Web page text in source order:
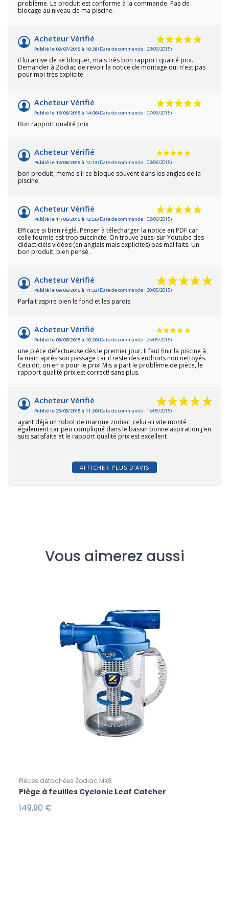
problème. Le produit est conforme à la commande. Pas de
blocage au niveau de ma piscine.
Acheteur Vérifié
Publié le 02/07/2015 à 10:38(Date de commande : 23/06/2015)
il lui arrive de se bloquer, mais très bon rapport qualité prix.
Demander à Zodiac de revoir la notice de montage qui n'est pas
pour moi très explicite.
Acheteur Vérifié
Publié le 16/06/2015 à 14:06(Date de commande : 07/06/2015)
Bon rapport qualité prix
Acheteur Vérifié
Publié le 12/06/2015 à 12:13(Date de commande : 03/06/2015)
bon produit, meme s'il ce bloque souvent dans les angles de la
piscine
Acheteur Vérifié
Publié le 11/06/2015 à 12:56(Date de commande : 02/06/2015)
Efficace si bien réglé. Penser à télecharger la notice en PDF car
celle fournie est trop succincte. On trouve aussi sur Youtube des
didacticiels vidéos (en anglais mais explicites) pas mal faits. Un
bon produit, bien pensé.
Acheteur Vérifié
Publié le 09/06/2015 à 11:32(Date de commande : 30/05/2015)
Parfait aspire bien le fond et les parois
Acheteur Vérifié
Publié le 03/06/2015 à 10:20(Date de commande : 25/05/2015)
une pièce défectueuse dès le premier jour. Il faut finir la piscine à
la main après son passage car il reste des endroits non nettoyés.
Ceci dit, on en a pour le prix! Mis a part le problème de pièce, le
rapport qualité prix est correct! sans plus.
Acheteur Vérifié
Publié le 25/05/2015 à 11:20(Date de commande : 15/05/2015)
ayant déjà un robot de marque zodiac ,celui -ci vite monté
également car peu compliqué dans le bassin bonne aspiration j'en
suis satisfaite et le rapport qualité prix est excellent
AFFICHER PLUS D'AVIS
Vous aimerez aussi
Pièces détachées Zodiac MX8
Piège à feuilles Cyclonic Leaf Catcher
149,90 €